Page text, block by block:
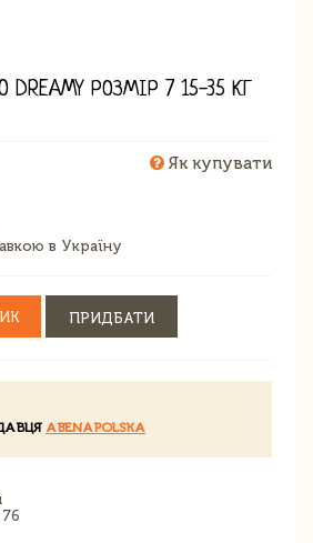
DREAMY РОЗМІР 7 15-35 КГ
Як купувати
в Україну
ПРИДБАТИ
ABENAPOLSKA
76